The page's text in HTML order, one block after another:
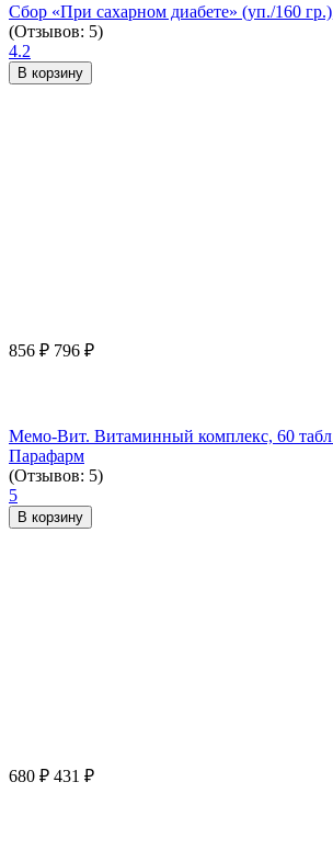
Сбор «При сахарном диабете» (уп./160
(Отзывов: 5)
4.2
В корзину
856 ₽ 796 ₽
Мемо-Вит. Витаминный комплекс, 60
Парафарм
(Отзывов: 5)
5
В корзину
680 ₽ 431 ₽